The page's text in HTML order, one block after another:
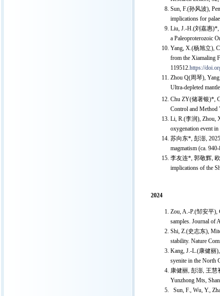
Sun, F.(孙风波),
implications for
Liu, J.-H.(刘嘉惠)*,
a Paleoproterozoic
Yang, X.(杨旭立),
from the Xiamaling
119512.https://
Zhou Q(周琴),
Ultra-depleted
Chu ZY(储著银)*,
Control and Method
Li, R.(李润), Zhou,
oxygenation event
苏向东*, 彭澎,
magmatism (ca.
李友连*, 郭敬辉,
implications of the
2024
Zou, A.-P.(邹安平),
samples. Journal of
Shi, Z.(史志东),
stability. Nature
Kang, J.-L.(康健丽),
syenite in the North
康健丽, 彭澎, 王慧
Yunzhong Mts,
Sun, F., Wu, Y.,